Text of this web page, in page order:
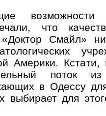
возможности
что
«Доктор Смайл»
Америки. Кстати,
поток
в Одессу
выбирает для